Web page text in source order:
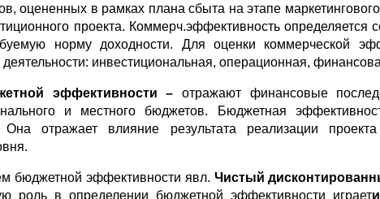
оцененных в рамках плана сбыта на этапе
проекта. Коммерч.эффективность определяется
норму доходности. Для оценки коммерческой
инвестициональная, операционная,
эффективности – отражают финансовые
и местного бюджетов. Бюджетная
Она отражает влияние результата реализации
бюджетной эффективности явл. Чистый
роль в определении бюджетной эффективности играет